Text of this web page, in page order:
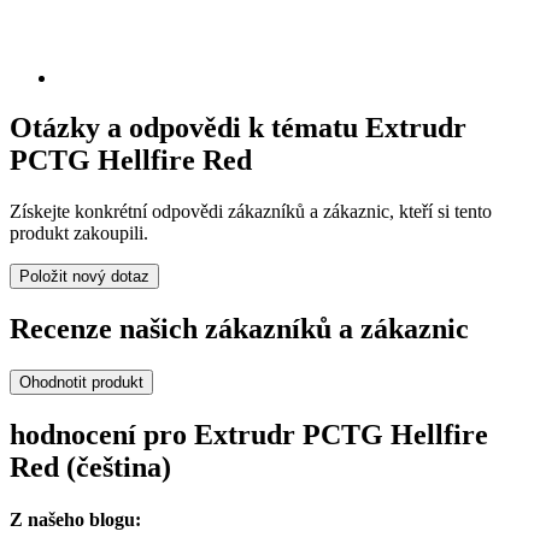
Otázky a odpovědi k tématu Extrudr
PCTG Hellfire Red
Získejte konkrétní odpovědi zákazníků a zákaznic, kteří si tento
produkt zakoupili.
Položit nový dotaz
Recenze našich zákazníků a zákaznic
Ohodnotit produkt
hodnocení pro Extrudr PCTG Hellfire
Red (čeština)
Z našeho blogu: